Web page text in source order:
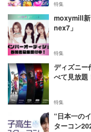
特集
moxymill
nex7」
特集
ディズニー
べて見放題
特集
“日本一の
ターコン